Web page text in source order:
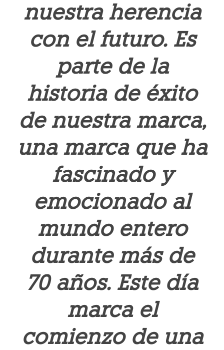
nuestra herencia
con el futuro. Es
parte de la
historia de éxito
de nuestra marca,
una marca que ha
fascinado y
emocionado al
mundo entero
durante más de
70 años. Este día
marca el
comienzo de una